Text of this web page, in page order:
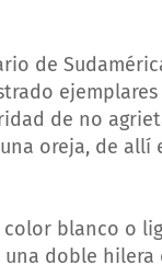
de
de no
oreja, de allí
blanco o
doble hilera